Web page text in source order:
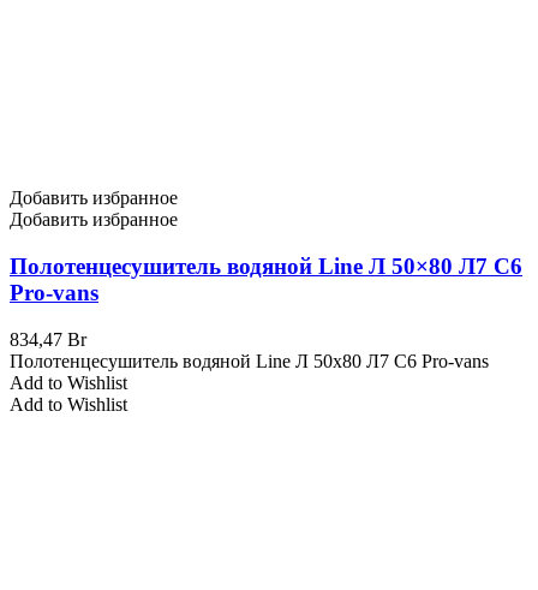
Добавить избранное
Добавить избранное
Полотенцесушитель водяной Line Л 50×80 Л7 С6
Pro-vans
834,47 Br
Полотенцесушитель водяной Line Л 50x80 Л7 С6 Pro-vans
Add to Wishlist
Add to Wishlist